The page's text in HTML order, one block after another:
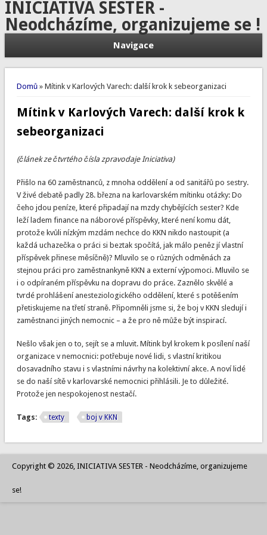
INICIATIVA SESTER -
Neodcházíme, organizujeme se !
Navigace
Jste zde
Domů» Mítink v Karlových Varech: další krok k sebeorganizaci
Mítink v Karlových Varech: další krok k
sebeorganizaci
(článek ze čtvrtého čísla zpravodaje Iniciativa)
Přišlo na 60 zaměstnanců, z mnoha oddělení a od sanitářů po sestry.
V živé debatě padly 28. března na karlovarském mítinku otázky: Do
čeho jdou peníze, které připadají na mzdy chybějících sester? Kde
leží ladem finance na náborové příspěvky, které není komu dát,
protože kvůli nízkým mzdám nechce do KKN nikdo nastoupit (a
každá uchazečka o práci si beztak spočítá, jak málo peněz jí vlastní
příspěvek přinese měsíčně)? Mluvilo se o různých odměnách za
stejnou práci pro zaměstnankyně KKN a externí výpomoci. Mluvilo se
i o odpíraném příspěvku na dopravu do práce. Zaznělo skvělé a
tvrdé prohlášení anesteziologického oddělení, které s potěšením
přetiskujeme na třetí straně. Připomněli jsme si, že boj v KKN sledují i
zaměstnanci jiných nemocnic – a že pro ně může být inspirací.
Nešlo však jen o to, sejít se a mluvit. Mítink byl krokem k posílení naší
organizace v nemocnici: potřebuje nové lidi, s vlastní kritikou
dosavadního stavu i s vlastními návrhy na kolektivní akce. A noví lidé
se do naší sítě v karlovarské nemocnici přihlásili. Je to důležité.
Protože jen nespokojenost nestačí.
Tags: texty boj v KKN
Copyright © 2026, INICIATIVA SESTER - Neodcházíme, organizujeme
se!